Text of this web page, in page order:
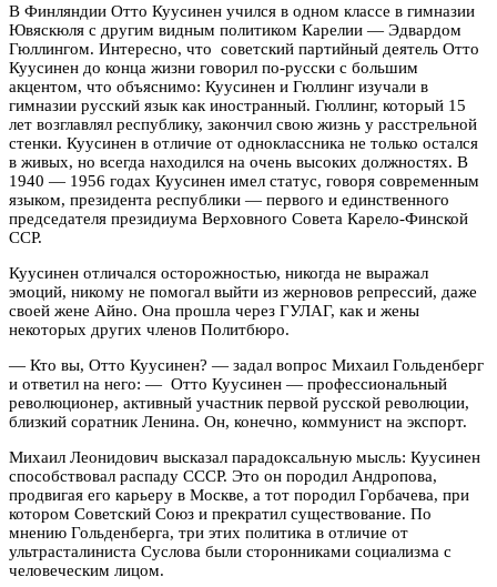
В Финляндии Отто Куусинен учился в одном классе в гимназии
Ювяскюля с другим видным политиком Карелии — Эдвардом
Гюллингом. Интересно, что советский партийный деятель Отто
Куусинен до конца жизни говорил по-русски с большим
акцентом, что объяснимо: Куусинен и Гюллинг изучали в
гимназии русский язык как иностранный. Гюллинг, который 15
лет возглавлял республику, закончил свою жизнь у расстрельной
стенки. Куусинен в отличие от одноклассника не только остался
в живых, но всегда находился на очень высоких должностях. В
1940 — 1956 годах Куусинен имел статус, говоря современным
языком, президента республики — первого и единственного
председателя президиума Верховного Совета Карело-Финской
ССР.
Куусинен отличался осторожностью, никогда не выражал
эмоций, никому не помогал выйти из жерновов репрессий, даже
своей жене Айно. Она прошла через ГУЛАГ, как и жены
некоторых других членов Политбюро.
— Кто вы, Отто Куусинен? — задал вопрос Михаил Гольденберг
и ответил на него: — Отто Куусинен — профессиональный
революционер, активный участник первой русской революции,
близкий соратник Ленина. Он, конечно, коммунист на экспорт.
Михаил Леонидович высказал парадоксальную мысль: Куусинен
способствовал распаду СССР. Это он породил Андропова,
продвигая его карьеру в Москве, а тот породил Горбачева, при
котором Советский Союз и прекратил существование. По
мнению Гольденберга, три этих политика в отличие от
ультрасталиниста Суслова были сторонниками социализма с
человеческим лицом.